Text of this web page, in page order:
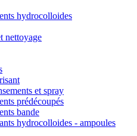
hydrocolloides
nettoyage
et spray
prédécoupés
bande
hydrocolloides - ampoules